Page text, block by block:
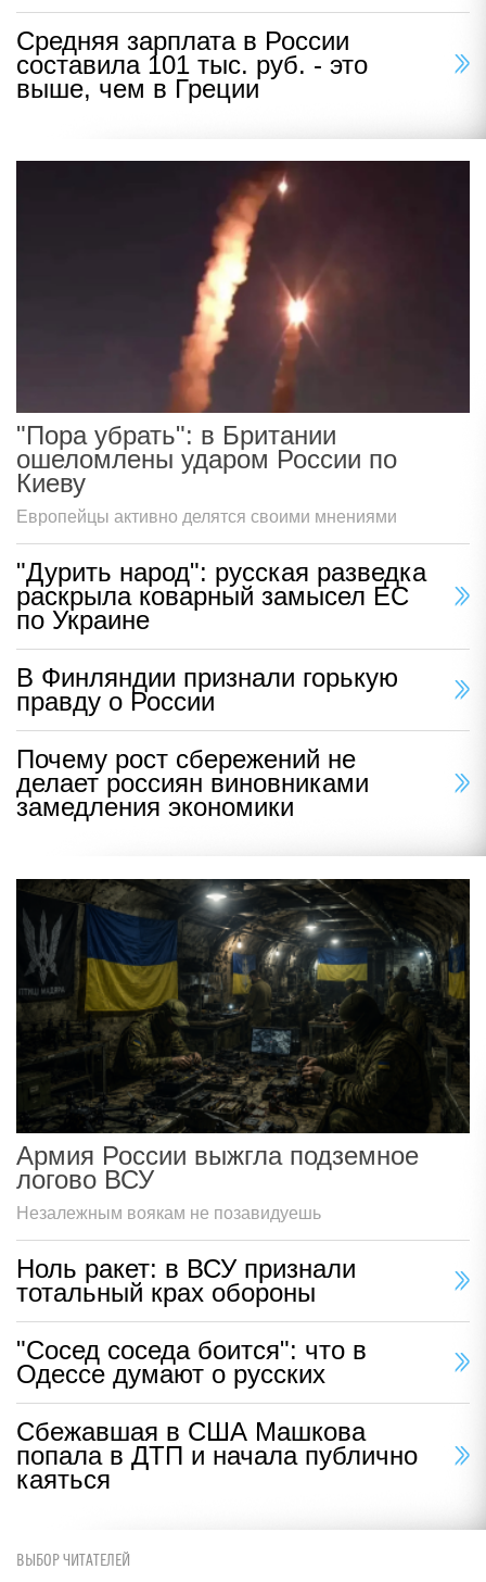
Средняя зарплата в России
составила 101 тыс. руб. - это
выше, чем в Греции
"Пора убрать": в Британии
ошеломлены ударом России по
Киеву
Европейцы активно делятся своими мнениями
"Дурить народ": русская разведка
раскрыла коварный замысел ЕС
по Украине
В Финляндии признали горькую
правду о России
Почему рост сбережений не
делает россиян виновниками
замедления экономики
Армия России выжгла подземное
логово ВСУ
Незалежным воякам не позавидуешь
Ноль ракет: в ВСУ признали
тотальный крах обороны
"Сосед соседа боится": что в
Одессе думают о русских
Сбежавшая в США Машкова
попала в ДТП и начала публично
каяться
ВЫБОР ЧИТАТЕЛЕЙ